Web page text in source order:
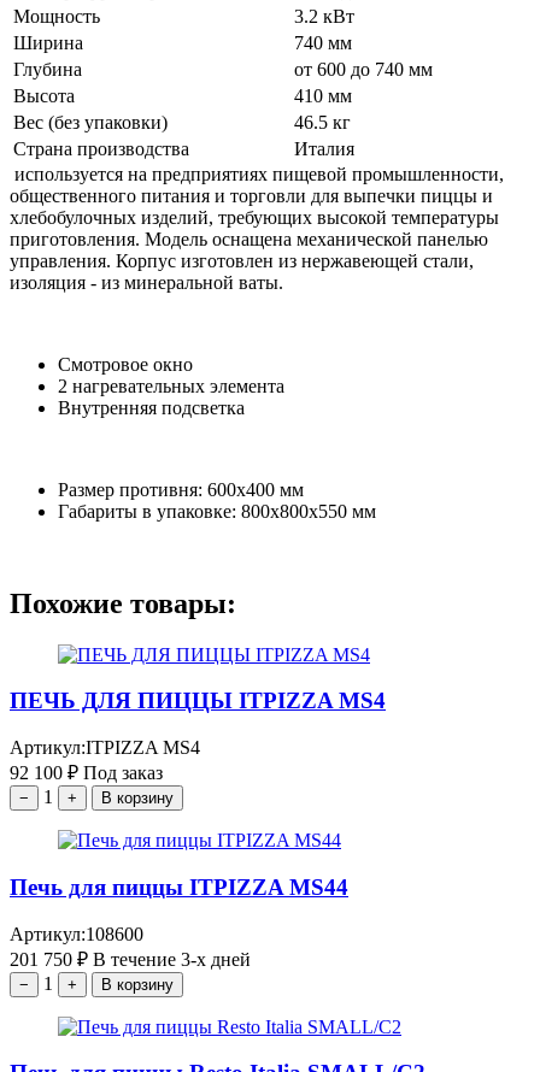
Мощность
3.2 кВт
Ширина
740 мм
Глубина
от 600 до 740 мм
Высота
410 мм
Вес (без упаковки)
46.5 кг
Страна производства
Италия
используется на предприятиях пищевой промышленности,
общественного питания и торговли для выпечки пиццы и
хлебобулочных изделий, требующих высокой температуры
приготовления. Модель оснащена механической панелью
управления. Корпус изготовлен из нержавеющей стали,
изоляция - из минеральной ваты.
Смотровое окно
2 нагревательных элемента
Внутренняя подсветка
Размер противня: 600х400 мм
Габариты в упаковке: 800х800х550 мм
Похожие товары:
ПЕЧЬ ДЛЯ ПИЦЦЫ ITPIZZA MS4
Артикул:ITPIZZA MS4
92 100 ₽ Под заказ
− 1 + В корзину
Печь для пиццы ITPIZZA MS44
Артикул:108600
201 750 ₽ В течение 3-х дней
− 1 + В корзину